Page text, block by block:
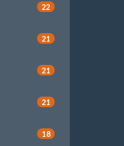
22
21
21
21
18